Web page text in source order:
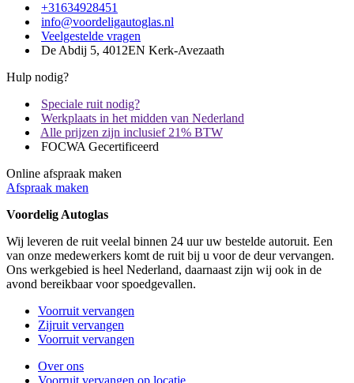
+31634928451
info@voordeligautoglas.nl
Veelgestelde vragen
De Abdij 5, 4012EN Kerk-Avezaath
Hulp nodig?
Speciale ruit nodig?
Werkplaats in het midden van Nederland
Alle prijzen zijn inclusief 21% BTW
FOCWA Gecertificeerd
Online afspraak maken
Afspraak maken
Voordelig Autoglas
Wij leveren de ruit veelal binnen 24 uur uw bestelde autoruit. Een
van onze medewerkers komt de ruit bij u voor de deur vervangen.
Ons werkgebied is heel Nederland, daarnaast zijn wij ook in de
avond bereikbaar voor spoedgevallen.
Voorruit vervangen
Zijruit vervangen
Voorruit vervangen
Over ons